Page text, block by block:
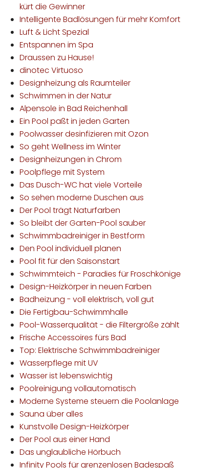
kürt die Gewinner
Intelligente Badlösungen für mehr Komfort
Luft & Licht Spezial
Entspannen im Spa
Draussen zu Hause!
dinotec Virtuoso
Designheizung als Raumteiler
Schwimmen in der Natur
Alpensole in Bad Reichenhall
Ein Pool paßt in jeden Garten
Poolwasser desinfizieren mit Ozon
So geht Wellness im Winter
Designheizungen in Chrom
Poolpflege mit System
Das Dusch-WC hat viele Vorteile
So sehen moderne Duschen aus
Der Pool trägt Naturfarben
So bleibt der Garten-Pool sauber
Schwimmbadreiniger in Bestform
Den Pool individuell planen
Pool fit für den Saisonstart
Schwimmteich - Paradies für Froschkönige
Design-Heizkörper in neuen Farben
Badheizung - voll elektrisch, voll gut
Die Fertigbau-Schwimmhalle
Pool-Wasserqualität - die Filtergröße zählt
Frische Accessoires fürs Bad
Top: Elektrische Schwimmbadreiniger
Wasserpflege mit UV
Wasser ist lebenswichtig
Poolreinigung vollautomatisch
Moderne Systeme steuern die Poolanlage
Sauna über alles
Kunstvolle Design-Heizkörper
Der Pool aus einer Hand
Das unglaubliche Hörbuch
Infinity Pools für grenzenlosen Badespaß